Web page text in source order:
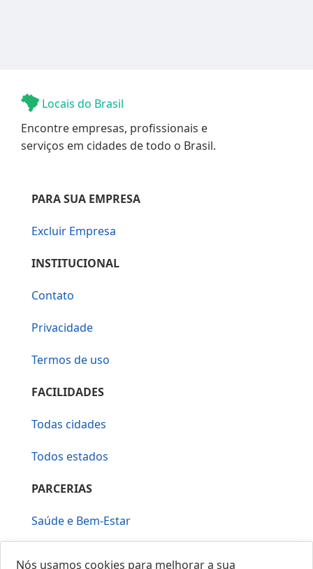
Locais do Brasil
Encontre empresas, profissionais e
serviços em cidades de todo o Brasil.
PARA SUA EMPRESA
Excluir Empresa
INSTITUCIONAL
Contato
Privacidade
Termos de uso
FACILIDADES
Todas cidades
Todos estados
PARCERIAS
Saúde e Bem-Estar
Nós usamos cookies para melhorar a sua